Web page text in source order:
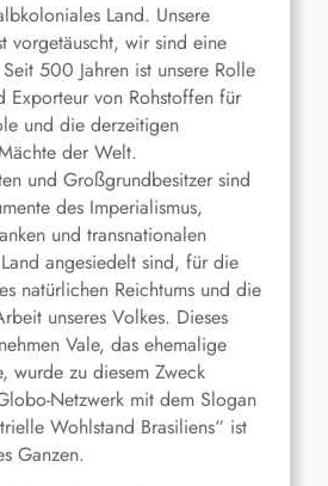
Land. Unsere
vorgetäuscht, wir sind eine
500 Jahren ist unsere Rolle
Exporteur von Rohstoffen für
und die derzeitigen
der Welt.
und Großgrundbesitzer sind
des Imperialismus,
und transnationalen
angesiedelt sind, für die
natürlichen Reichtums und die
unseres Volkes. Dieses
Vale, das ehemalige
wurde zu diesem Zweck
Netzwerk mit dem Slogan
Wohlstand Brasiliens“ ist
Ganzen.